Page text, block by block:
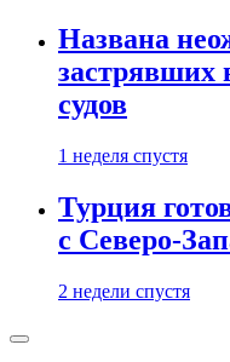
Названа
застрявших
судов
1 неделя спустя
Турция
с Северо-
2 недели спустя